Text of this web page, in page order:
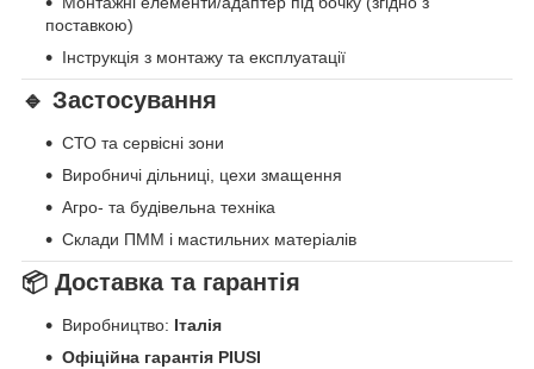
поставкою)
Інструкція з монтажу та експлуатації
🔹 Застосування
СТО та сервісні зони
Виробничі дільниці, цехи змащення
Агро- та будівельна техніка
Склади ПММ і мастильних матеріалів
📦 Доставка та гарантія
Виробництво: Італія
Офіційна гарантія PIUSI